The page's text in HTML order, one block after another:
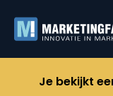
Je bekijkt